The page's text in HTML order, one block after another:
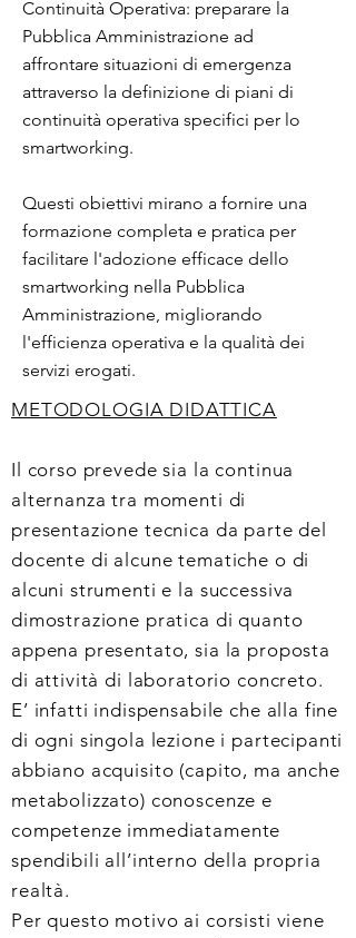
Continuità Operativa: preparare la
Pubblica Amministrazione ad
affrontare situazioni di emergenza
attraverso la definizione di piani di
continuità operativa specifici per lo
smartworking.
Questi obiettivi mirano a fornire una
formazione completa e pratica per
facilitare l'adozione efficace dello
smartworking nella Pubblica
Amministrazione, migliorando
l'efficienza operativa e la qualità dei
servizi erogati.
METODOLOGIA DIDATTICA
Il corso prevede sia la continua
alternanza tra momenti di
presentazione tecnica da parte del
docente di alcune tematiche o di
alcuni strumenti e la successiva
dimostrazione pratica di quanto
appena presentato, sia la proposta
di attività di laboratorio concreto.
E’ infatti indispensabile che alla fine
di ogni singola lezione i partecipanti
abbiano acquisito (capito, ma anche
metabolizzato) conoscenze e
competenze immediatamente
spendibili all’interno della propria
realtà.
Per questo motivo ai corsisti viene